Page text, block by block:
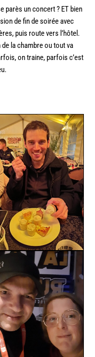
parès un concert ? ET bien
de fin de soirée avec
puis route vers l’hôtel.
la chambre ou tout va
on traine, parfois c’est